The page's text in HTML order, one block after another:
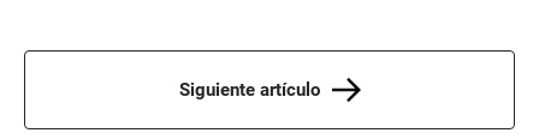
Siguiente artículo